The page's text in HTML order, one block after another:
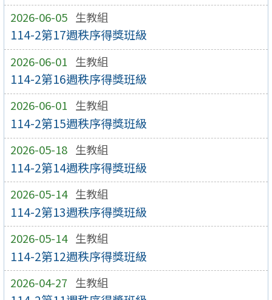
2026-06-05 生教組
114-2第17週秩序得獎班級
2026-06-01 生教組
114-2第16週秩序得獎班級
2026-06-01 生教組
114-2第15週秩序得獎班級
2026-05-18 生教組
114-2第14週秩序得獎班級
2026-05-14 生教組
114-2第13週秩序得獎班級
2026-05-14 生教組
114-2第12週秩序得獎班級
2026-04-27 生教組